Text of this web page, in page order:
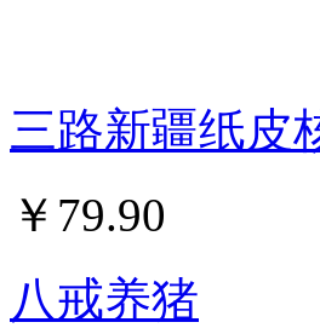
三路新疆纸皮
￥ 79.90
八戒养猪